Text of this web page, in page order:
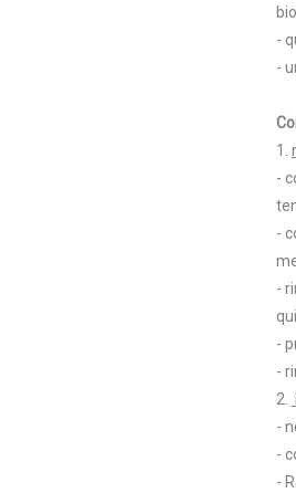
bio.
-
-
1.
-
-
-
-
-
2.
-
-
-